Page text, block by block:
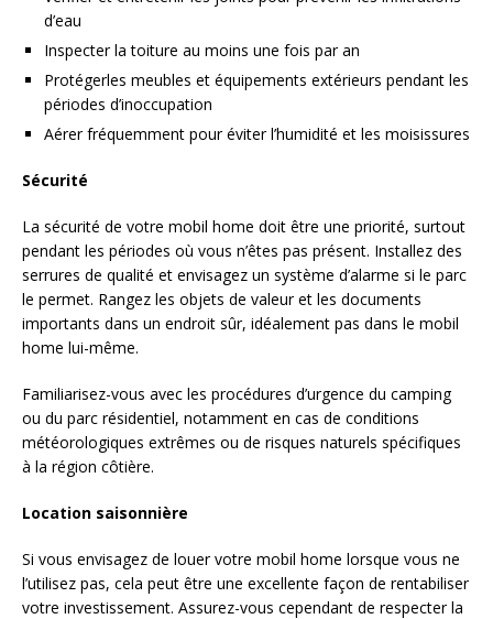
d’eau
Inspecter la toiture au moins une fois par an
Protégerles meubles et équipements extérieurs pendant les
périodes d’inoccupation
Aérer fréquemment pour éviter l’humidité et les moisissures
Sécurité
La sécurité de votre mobil home doit être une priorité, surtout
pendant les périodes où vous n’êtes pas présent. Installez des
serrures de qualité et envisagez un système d’alarme si le parc
le permet. Rangez les objets de valeur et les documents
importants dans un endroit sûr, idéalement pas dans le mobil
home lui-même.
Familiarisez-vous avec les procédures d’urgence du camping
ou du parc résidentiel, notamment en cas de conditions
météorologiques extrêmes ou de risques naturels spécifiques
à la région côtière.
Location saisonnière
Si vous envisagez de louer votre mobil home lorsque vous ne
l’utilisez pas, cela peut être une excellente façon de rentabiliser
votre investissement. Assurez-vous cependant de respecter la